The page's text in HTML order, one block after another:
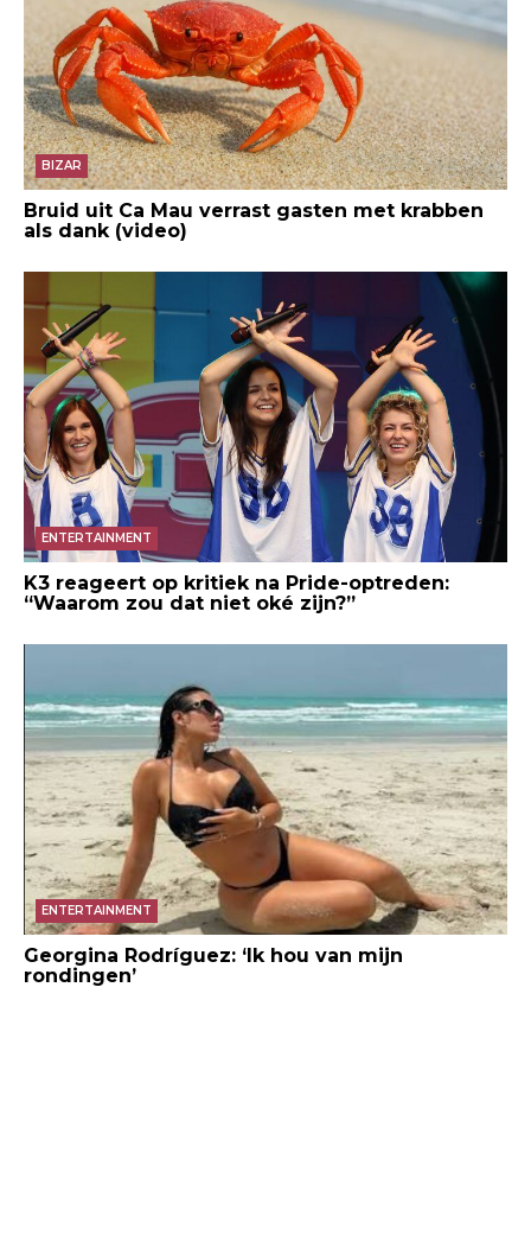
Reddid / Trololman72
Reddid / bestdayforpizza
Twitter / FCBayernEN
BIZAR
Bruid uit Ca Mau verrast gasten met krabben
als dank (video)
ENTERTAINMENT
K3 reageert op kritiek na Pride-optreden:
“Waarom zou dat niet oké zijn?”
ENTERTAINMENT
Georgina Rodríguez: ‘Ik hou van mijn
rondingen’